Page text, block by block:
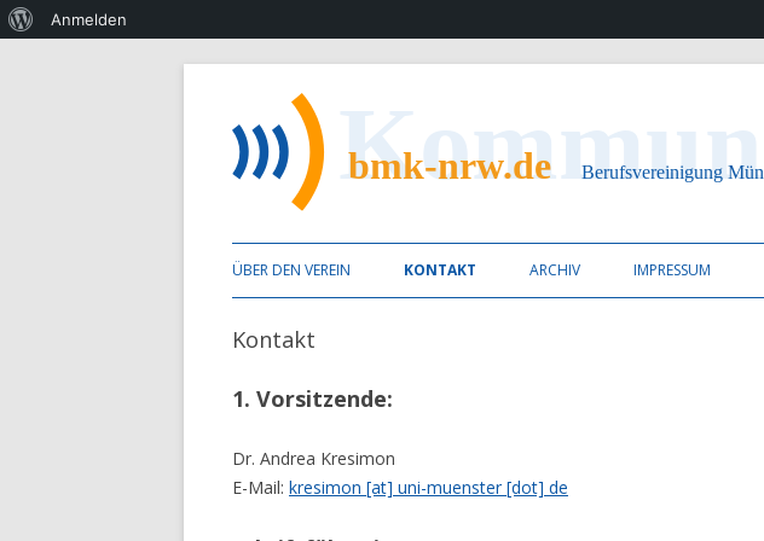
bmk nrw
Berufsvereinigung Mündliche Kommunikation NRW e.V.
ÜBER DEN VEREIN
VORSTAND
KONTAKT ARCHIV IMPRESSUM
Kontakt
1. Vorsitzende:
Dr. Andrea Kresimon
E-Mail: kresimon [at] uni-muenster [dot] de
Über
Anmelden